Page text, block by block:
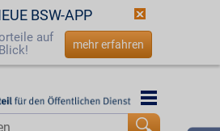
BSW-APP
auf
mehr erfahren